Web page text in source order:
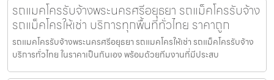
รถแมคโครรับจ้างพระนครศรีอยุธยา รถแม็คโครรับจ้าง
รถแม็คโครให้เช่า บริการทุกพื้นที่ทั่วไทย ราคาถูก
รถแมคโครรับจ้างพระนครศรีอยุธยา รถแมคโครให้เช่า รถแม็คโครรับจ้าง
บริการทั่วไทย ในราคาเป็นกันเอง พร้อมด้วยทีมงานที่มีประสบ